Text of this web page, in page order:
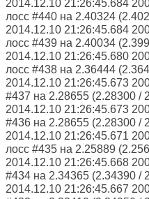
2014.12.10 21:26:45.684
лосс #440 на 2.40324
2014.12.10 21:26:45.684
лосс #439 на 2.40034
2014.12.10 21:26:45.680
лосс #438 на 2.36444
2014.12.10 21:26:45.673
#437 на 2.28655 (2.28300 /
2014.12.10 21:26:45.673
#436 на 2.28655 (2.28300 /
2014.12.10 21:26:45.671
лосс #435 на 2.25889
2014.12.10 21:26:45.668
#434 на 2.34365 (2.34390 /
2014.12.10 21:26:45.667